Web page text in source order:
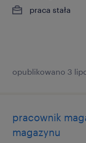
praca stała
opublikowano 3
pracownik
magazynu